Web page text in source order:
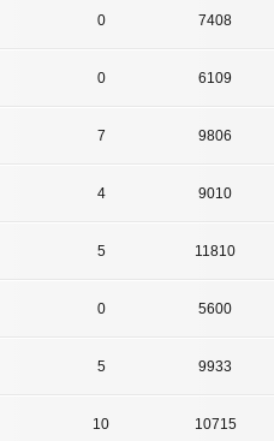
0 7408
0 6109
7 9806
4 9010
5 11810
0 5600
5 9933
10 10715